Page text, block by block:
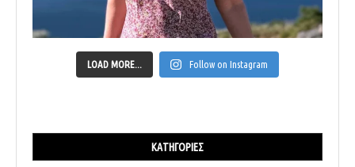
LOAD MORE... Follow on Instagram
ΚΑΤΗΓΟΡΊΕΣ